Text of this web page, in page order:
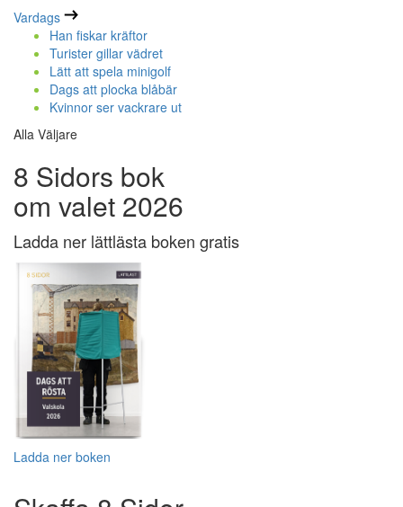
Vardags
Han fiskar kräftor
Turister gillar vädret
Lätt att spela minigolf
Dags att plocka blåbär
Kvinnor ser vackrare ut
Alla Väljare
8 Sidors bok
om valet 2026
Ladda ner lättlästa boken gratis
Ladda ner boken